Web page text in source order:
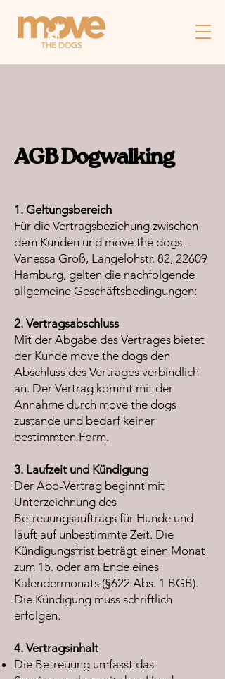
AGB Dogwalking
1. Geltungsbereich
Für die Vertragsbeziehung zwischen
dem Kunden und move the dogs –
Vanessa Groß, Langelohstr. 82, 22609
Hamburg, gelten die nachfolgende
allgemeine Geschäftsbedingungen:
2. Vertragsabschluss
Mit der Abgabe des Vertrages bietet
der Kunde move the dogs den
Abschluss des Vertrages verbindlich
an. Der Vertrag kommt mit der
Annahme durch move the dogs
zustande und bedarf keiner
bestimmten Form.
3. Laufzeit und Kündigung
Der Abo-Vertrag beginnt mit
Unterzeichnung des
Betreuungsauftrags für Hunde und
läuft auf unbestimmte Zeit. Die
Kündigungsfrist beträgt einen Monat
zum 15. oder am Ende eines
Kalendermonats (§622 Abs. 1 BGB).
Die Kündigung muss schriftlich
erfolgen.
4. Vertragsinhalt
Die Betreuung umfasst das